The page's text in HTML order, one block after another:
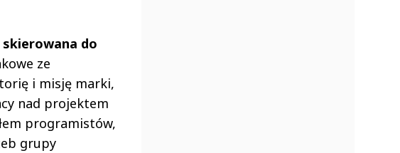
do
ze
i misję marki,
nad projektem
programistów,
grupy